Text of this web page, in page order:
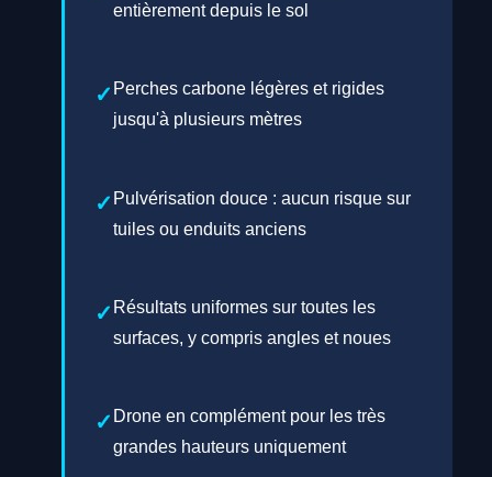
entièrement depuis le sol
Perches carbone légères et rigides
jusqu'à plusieurs mètres
Pulvérisation douce : aucun risque sur
tuiles ou enduits anciens
Résultats uniformes sur toutes les
surfaces, y compris angles et noues
Drone en complément pour les très
grandes hauteurs uniquement